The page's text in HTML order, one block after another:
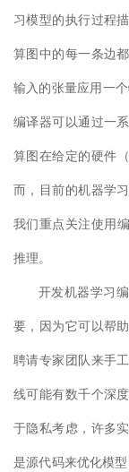
习模型的执行过程
算图中的每一条边
输入的张量应用一
编译器可以通过一
算图在给定的硬件
而，目前的机器学
我们重点关注使用
推理。
开发机器学习
要，因为它可以帮
聘请专家团队来手工
线可能有数千个深
于隐私考虑，许多
是源代码来优化模